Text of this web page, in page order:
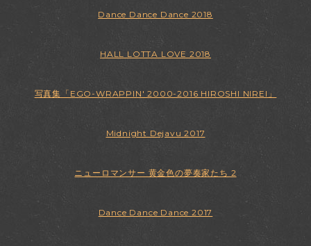
Dance Dance Dance 2018
HALL LOTTA LOVE 2018
写真集「EGO-WRAPPIN' 2000-2016 HIROSHI NIREI」
Midnight Dejavu 2017
ニューロマンサー 黄金色の夢奏家たち 2
Dance Dance Dance 2017